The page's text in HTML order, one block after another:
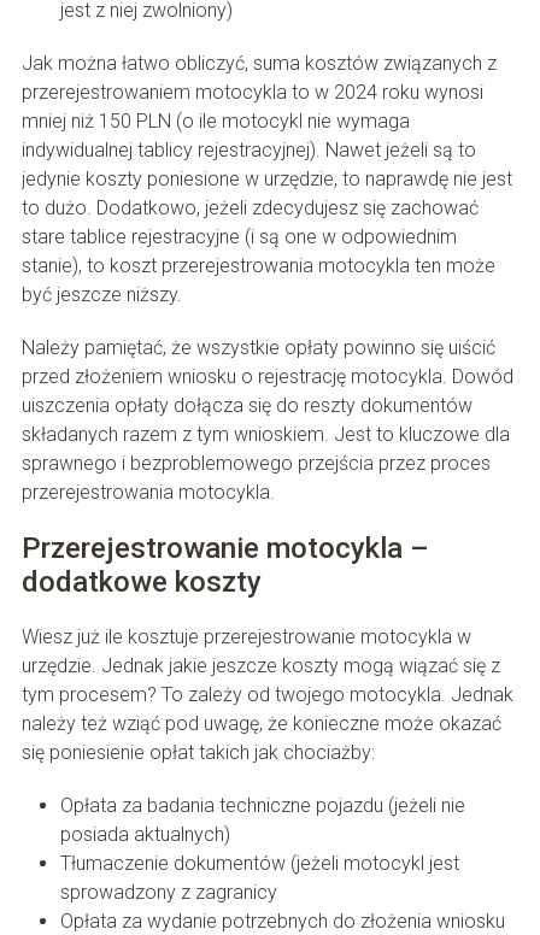
jest z niej zwolniony)
Jak można łatwo obliczyć, suma kosztów związanych z
przerejestrowaniem motocykla to w 2024 roku wynosi
mniej niż 150 PLN (o ile motocykl nie wymaga
indywidualnej tablicy rejestracyjnej). Nawet jeżeli są to
jedynie koszty poniesione w urzędzie, to naprawdę nie jest
to dużo. Dodatkowo, jeżeli zdecydujesz się zachować
stare tablice rejestracyjne (i są one w odpowiednim
stanie), to koszt przerejestrowania motocykla ten może
być jeszcze niższy.
Należy pamiętać, że wszystkie opłaty powinno się uiścić
przed złożeniem wniosku o rejestrację motocykla. Dowód
uiszczenia opłaty dołącza się do reszty dokumentów
składanych razem z tym wnioskiem. Jest to kluczowe dla
sprawnego i bezproblemowego przejścia przez proces
przerejestrowania motocykla.
Przerejestrowanie motocykla –
dodatkowe koszty
Wiesz już ile kosztuje przerejestrowanie motocykla w
urzędzie. Jednak jakie jeszcze koszty mogą wiązać się z
tym procesem? To zależy od twojego motocykla. Jednak
należy też wziąć pod uwagę, że konieczne może okazać
się poniesienie opłat takich jak chociażby:
Opłata za badania techniczne pojazdu (jeżeli nie
posiada aktualnych)
Tłumaczenie dokumentów (jeżeli motocykl jest
sprowadzony z zagranicy
Opłata za wydanie potrzebnych do złożenia wniosku